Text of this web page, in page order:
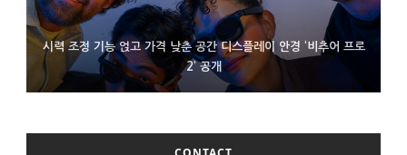
시력 조정 기능 얹고 가격 낮춘 공간 디스플레이 안경 ‘비추어 프로
2’ 공개
D램 부족에 10억달러어치 아이폰18 프로세서 패키징 대기 중
300~400달러 반지형 스피커 준비하는 오픈AI